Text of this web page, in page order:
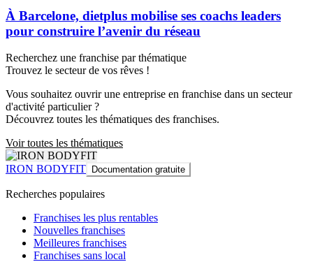
À Barcelone, dietplus mobilise ses coachs leaders
pour construire l’avenir du réseau
Recherchez une franchise par thématique
Trouvez le secteur de vos rêves !
Vous souhaitez ouvrir une entreprise en franchise dans un secteur
d'activité particulier ?
Découvrez toutes les thématiques des franchises.
Voir toutes les thématiques
IRON BODYFIT Documentation gratuite
Recherches populaires
Franchises les plus rentables
Nouvelles franchises
Meilleures franchises
Franchises sans local